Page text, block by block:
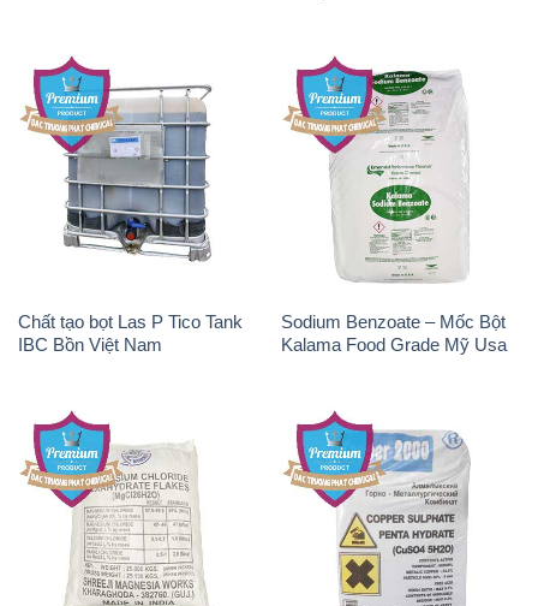
Chất tạo bọt Las P Tico Tank
IBC Bồn Việt Nam
Sodium Benzoate – Mốc Bột
Kalama Food Grade Mỹ Usa
Magie Clorua – MGCL2 Dạng
Vảy Shreeji Magnesia Works
Ấn Độ India
CuSO4 – Đồng Sunfat Nga